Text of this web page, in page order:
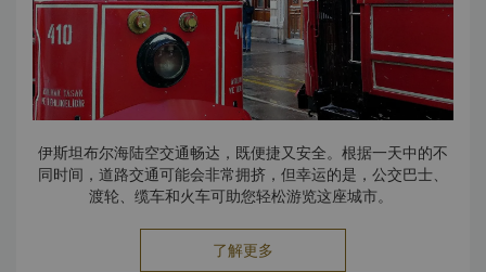
伊斯坦布尔海陆空交通畅达，既便捷又安全。根据一天中的不
同时间，道路交通可能会非常拥挤，但幸运的是，公交巴士、
渡轮、缆车和火车可助您轻松游览这座城市。
了解更多